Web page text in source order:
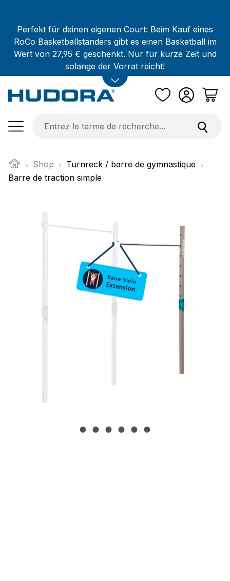
Perfekt für deinen eigenen Court: Beim Kauf eines
RoCo Basketballständers gibt es einen Basketball im
Wert von 27,95 € geschenkt. Nur für kurze Zeit und
solange der Vorrat reicht!
Shop
Turnreck / barre de gymnastique
Barre de traction simple